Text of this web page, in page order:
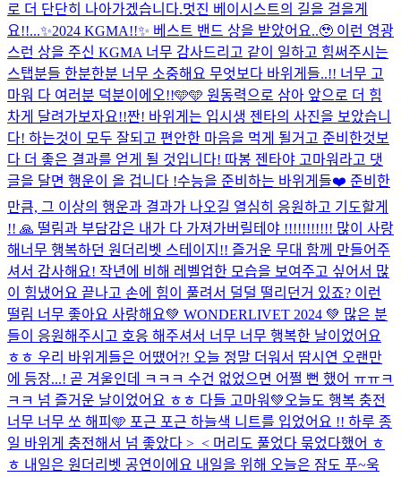
로 더 단단히 나아가겠습니다.멋진 베이시스트의 길을 걸을게
요!!...✨2024 KGMA!!✨ 베스트 밴드 상을 받았어요..🥹 이런 영광
스런 상을 주신 KGMA 너무 감사드리고 같이 일하고 힘써주시는
스탭분들 한분한분 너무 소중해요 무엇보다 바위게들..!! 너무 고
마워 다 여러분 덕분이에오!!🩵🩵 원동력으로 삼아 앞으로 더 힘
차게 달려가보자요!!짠! 바위게는 입시생 젠타의 사진을 보았습니
다! 하는것이 모두 잘되고 편안한 마음을 먹게 될거고 준비한것보
다 더 좋은 결과를 얻게 될 것입니다! 따봉 젠타야 고마워라고 댓
글을 달면 행운이 올 겁니다 !수능을 준비하는 바위게들❤️ 준비한
만큼, 그 이상의 행운과 결과가 나오길 열심히 응원하고 기도할게
!! 🙏 떨림과 부담감은 내가 다 가져가버릴테야 !!!!!!!!!!! 많이 사랑
해 너무 행복하던 원더리벳 스테이지!! 즐거운 무대 함께 만들어주
셔서 감사해요! 작년에 비해 레벨업한 모습을 보여주고 싶어서 많
이 힘냈어요 끝나고 손에 힘이 풀려서 덜덜 떨리던거 있죠? 이런
떨림 너무 좋아요 사랑해요💚 WONDERLIVET 2024 💚 많은 분
들이 응원해주시고 호응 해주셔서 너무 너무 행복한 날이었어요
ㅎㅎ 우리 바위게들은 어땠어?! 오늘 정말 더워서 땀시연 오랜만
에 등장...! 곧 겨울인데 ㅋㅋㅋ 수건 없었으면 어쩔 뻔 했어 ㅠㅠㅋ
ㅋㅋ 넘 즐거운 날이었어요 ㅎㅎ 다들 고마워💚 오늘도 행복 충전
너무 너무 쏘 해피🩵 포근 포근 하늘색 니트를 입었어요 !! 하루 종
일 바위게 충전해서 넘 좋았다 >_< 머리도 풀었다 묶었다했어 ㅎ
ㅎ 내일은 원더리벳 공연이에요 내일을 위해 오늘은 잠도 푸~욱